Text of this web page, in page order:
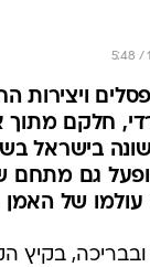
ויצירות
חלקם מתוך
יופעל גם
ובבריכה, בקיץ